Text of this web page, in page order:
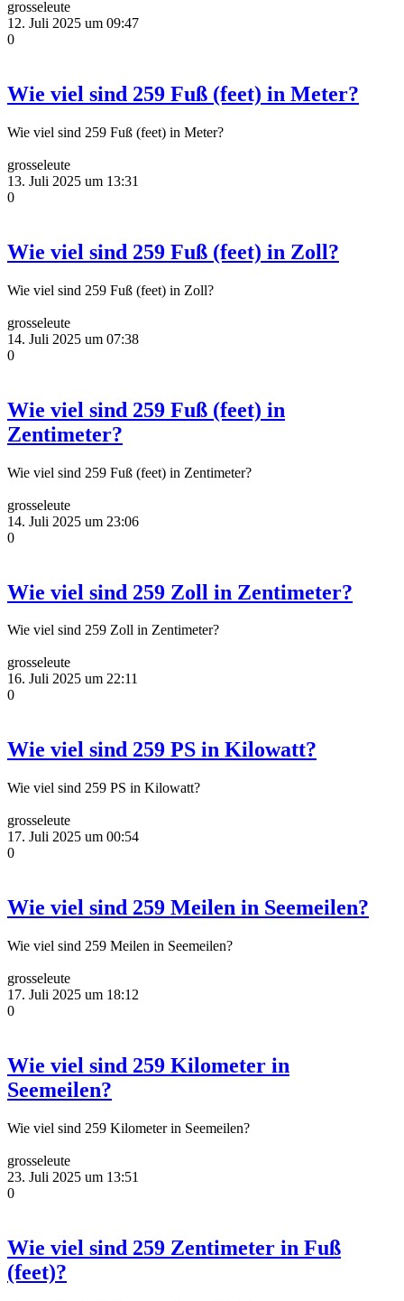
grosseleute
12. Juli 2025 um 09:47
0
Wie viel sind 259 Fuß (feet) in Meter?
Wie viel sind 259 Fuß (feet) in Meter?
grosseleute
13. Juli 2025 um 13:31
0
Wie viel sind 259 Fuß (feet) in Zoll?
Wie viel sind 259 Fuß (feet) in Zoll?
grosseleute
14. Juli 2025 um 07:38
0
Wie viel sind 259 Fuß (feet) in
Zentimeter?
Wie viel sind 259 Fuß (feet) in Zentimeter?
grosseleute
14. Juli 2025 um 23:06
0
Wie viel sind 259 Zoll in Zentimeter?
Wie viel sind 259 Zoll in Zentimeter?
grosseleute
16. Juli 2025 um 22:11
0
Wie viel sind 259 PS in Kilowatt?
Wie viel sind 259 PS in Kilowatt?
grosseleute
17. Juli 2025 um 00:54
0
Wie viel sind 259 Meilen in Seemeilen?
Wie viel sind 259 Meilen in Seemeilen?
grosseleute
17. Juli 2025 um 18:12
0
Wie viel sind 259 Kilometer in
Seemeilen?
Wie viel sind 259 Kilometer in Seemeilen?
grosseleute
23. Juli 2025 um 13:51
0
Wie viel sind 259 Zentimeter in Fuß
(feet)?